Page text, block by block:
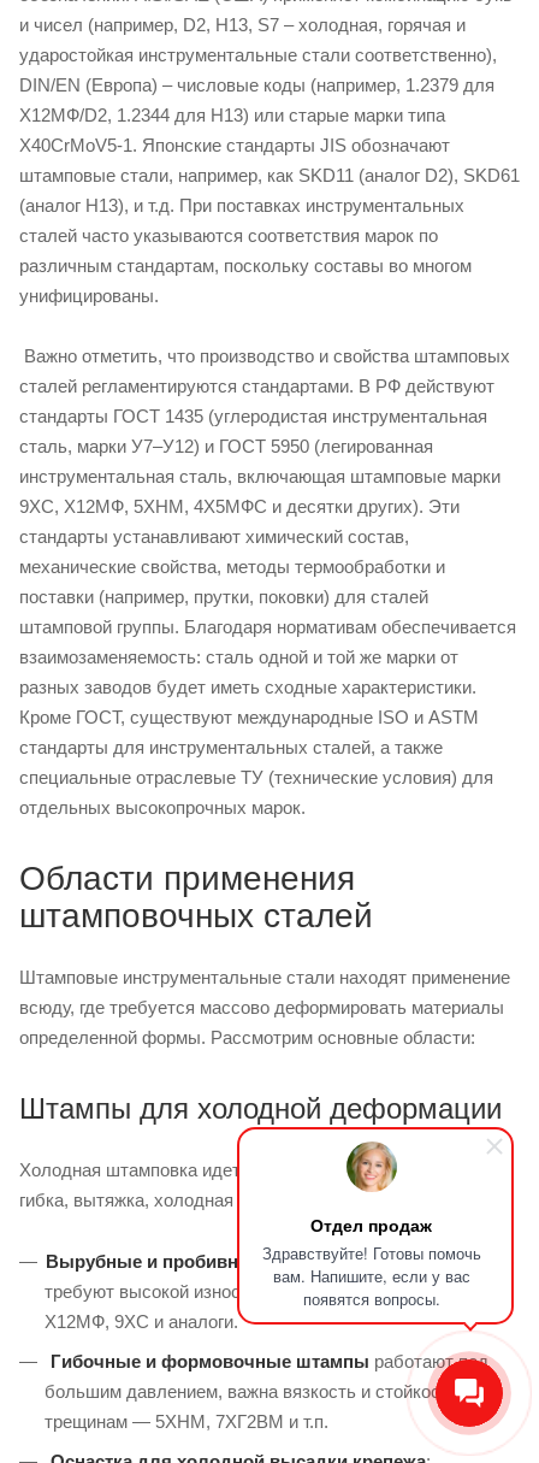
Отдел продаж
Здравствуйте! Готовы помочь
вам. Напишите, если у вас
появятся вопросы.
и чисел (например, D2, H13, S7 – холодная, горячая и
ударостойкая инструментальные стали соответственно),
DIN/EN (Европа) – числовые коды (например, 1.2379 для
Х12МФ/D2, 1.2344 для H13) или старые марки типа
X40CrMoV5-1. Японские стандарты JIS обозначают
штамповые стали, например, как SKD11 (аналог D2), SKD61
(аналог H13), и т.д. При поставках инструментальных
сталей часто указываются соответствия марок по
различным стандартам, поскольку составы во многом
унифицированы.
Важно отметить, что производство и свойства штамповых
сталей регламентируются стандартами. В РФ действуют
стандарты ГОСТ 1435 (углеродистая инструментальная
сталь, марки У7–У12) и ГОСТ 5950 (легированная
инструментальная сталь, включающая штамповые марки
9ХС, Х12МФ, 5ХНМ, 4Х5МФС и десятки других). Эти
стандарты устанавливают химический состав,
механические свойства, методы термообработки и
поставки (например, прутки, поковки) для сталей
штамповой группы. Благодаря нормативам обеспечивается
взаимозаменяемость: сталь одной и той же марки от
разных заводов будет иметь сходные характеристики.
Кроме ГОСТ, существуют международные ISO и ASTM
стандарты для инструментальных сталей, а также
специальные отраслевые ТУ (технические условия) для
отдельных высокопрочных марок.
Области применения
штамповочных сталей
Штамповые инструментальные стали находят применение
всюду, где требуется массово деформировать материалы
определенной формы. Рассмотрим основные области:
Штампы для холодной деформации
Холодная штамповка идет без нагрева: вырубка/пробивка,
гибка, вытяжка, холодная высадка, накатка резьбы.
Вырубные и пробивные штампы(пуансон и матрица)
требуют высокой износостойкости, часто применяют
Х12МФ, 9ХС и аналоги.
Гибочные и формовочные штампы работают под
большим давлением, важна вязкость и стойкость к
трещинам — 5ХНМ, 7ХГ2ВМ и т.п.